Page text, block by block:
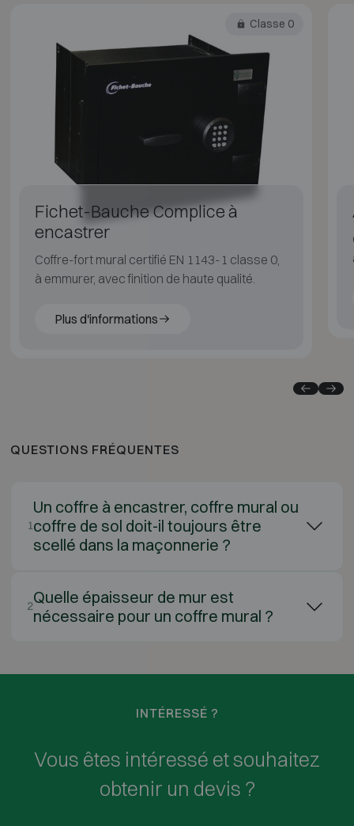
Classe 0
Fichet-Bauche Complice à
encastrer
Coffre-fort mural certifié EN 1143-1 classe 0,
à emmurer, avec finition de haute qualité.
Plus d'informations
QUESTIONS FRÉQUENTES
1
Un coffre à encastrer, coffre mural ou
coffre de sol doit-il toujours être
scellé dans la maçonnerie ?
2Quelle épaisseur de mur est
nécessaire pour un coffre mural ?
INTÉRESSÉ ?
Vous êtes intéressé et souhaitez
obtenir un devis ?